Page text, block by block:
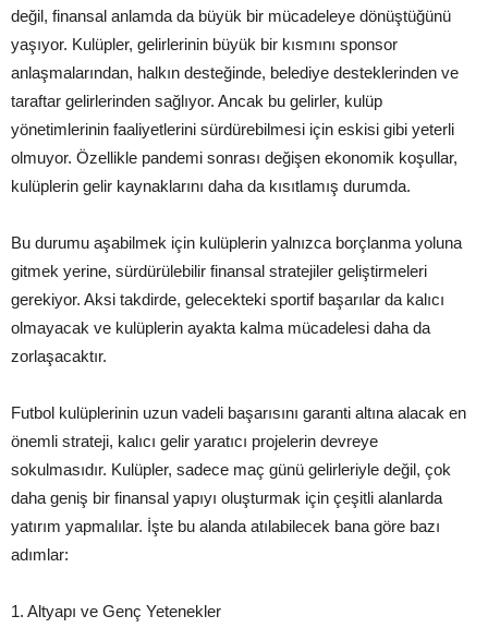
değil, finansal anlamda da büyük bir mücadeleye dönüştüğünü
yaşıyor. Kulüpler, gelirlerinin büyük bir kısmını sponsor
anlaşmalarından, halkın desteğinde, belediye desteklerinden ve
taraftar gelirlerinden sağlıyor. Ancak bu gelirler, kulüp
yönetimlerinin faaliyetlerini sürdürebilmesi için eskisi gibi yeterli
olmuyor. Özellikle pandemi sonrası değişen ekonomik koşullar,
kulüplerin gelir kaynaklarını daha da kısıtlamış durumda.
Bu durumu aşabilmek için kulüplerin yalnızca borçlanma yoluna
gitmek yerine, sürdürülebilir finansal stratejiler geliştirmeleri
gerekiyor. Aksi takdirde, gelecekteki sportif başarılar da kalıcı
olmayacak ve kulüplerin ayakta kalma mücadelesi daha da
zorlaşacaktır.
Futbol kulüplerinin uzun vadeli başarısını garanti altına alacak en
önemli strateji, kalıcı gelir yaratıcı projelerin devreye
sokulmasıdır. Kulüpler, sadece maç günü gelirleriyle değil, çok
daha geniş bir finansal yapıyı oluşturmak için çeşitli alanlarda
yatırım yapmalılar. İşte bu alanda atılabilecek bana göre bazı
adımlar:
1. Altyapı ve Genç Yetenekler